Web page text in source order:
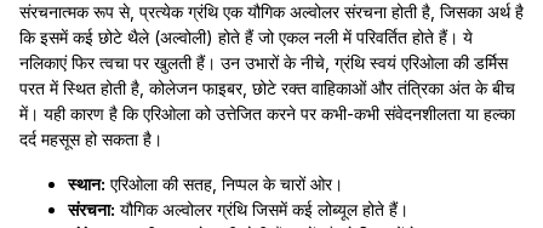
संरचनात्मक रूप से, प्रत्येक ग्रंथि एक यौगिक अल्वोलर संरचना होती है, जिसका अर्थ है
कि इसमें कई छोटे थैले (अल्वोली) होते हैं जो एकल नली में परिवर्तित होते हैं। ये
नलिकाएं फिर त्वचा पर खुलती हैं। उन उभारों के नीचे, ग्रंथि स्वयं एरिओला की डर्मिस
परत में स्थित होती है, कोलेजन फाइबर, छोटे रक्त वाहिकाओं और तंत्रिका अंत के बीच
में। यही कारण है कि एरिओला को उत्तेजित करने पर कभी-कभी संवेदनशीलता या हल्का
दर्द महसूस हो सकता है।
स्थान: एरिओला की सतह, निप्पल के चारों ओर।
संरचना: यौगिक अल्वोलर ग्रंथि जिसमें कई लोब्यूल होते हैं।